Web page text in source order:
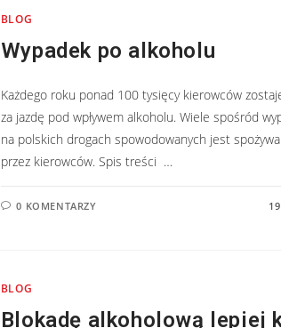
BLOG
Wypadek po alkoholu
Każdego roku ponad 100 tysięcy kierowców
za jazdę pod wpływem alkoholu. Wiele spośród
na polskich drogach spowodowanych jest
przez kierowców. Spis treści …
0 KOMENTARZY
BLOG
Blokadę alkoholową lepiej